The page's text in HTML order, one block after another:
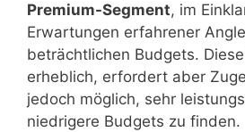
Premium-Segment, im
Erwartungen erfahrener
beträchtlichen Budgets.
erheblich, erfordert aber
jedoch möglich, sehr
niedrigere Budgets zu finden.